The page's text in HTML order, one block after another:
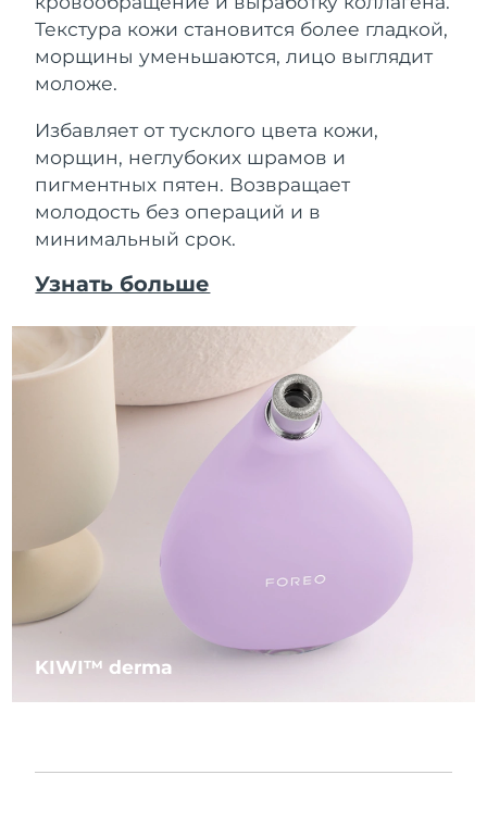
Текстура кожи становится более гладкой,
морщины уменьшаются, лицо выглядит
моложе.
Избавляет от тусклого цвета кожи,
морщин, неглубоких шрамов и
пигментных пятен. Возвращает
молодость без операций и в
минимальный срок.
Узнать больше
KIWI™ derma